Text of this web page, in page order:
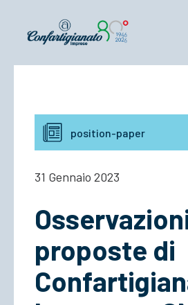
Confartigianato
Associarsi
position-paper
31 Gennaio 2023
proposte di